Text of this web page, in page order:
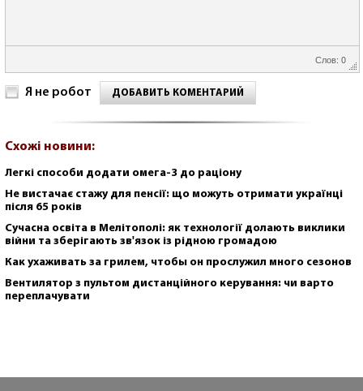
Слов: 0
Я не робот ДОБАВИТЬ КОМЕНТАРИЙ
Схожі новини:
Легкі способи додати омега-3 до раціону
Не вистачає стажу для пенсії: що можуть отримати українці
після 65 років
Сучасна освіта в Мелітополі: як технології долають виклики
війни та зберігають зв'язок із рідною громадою
Как ухаживать за грилем, чтобы он прослужил много сезонов
Вентилятор з пультом дистанційного керування: чи варто
переплачувати